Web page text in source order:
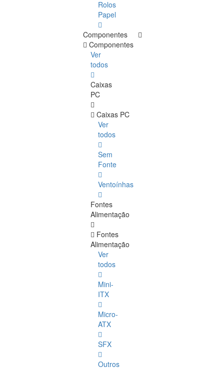
Rolos
Papel
Componentes
Componentes
Ver
todos
Caixas
PC
Caixas PC
Ver
todos
Sem
Fonte
Ventoínhas
Fontes
Alimentação
Fontes
Alimentação
Ver
todos
Mini-
ITX
Micro-
ATX
SFX
Outros